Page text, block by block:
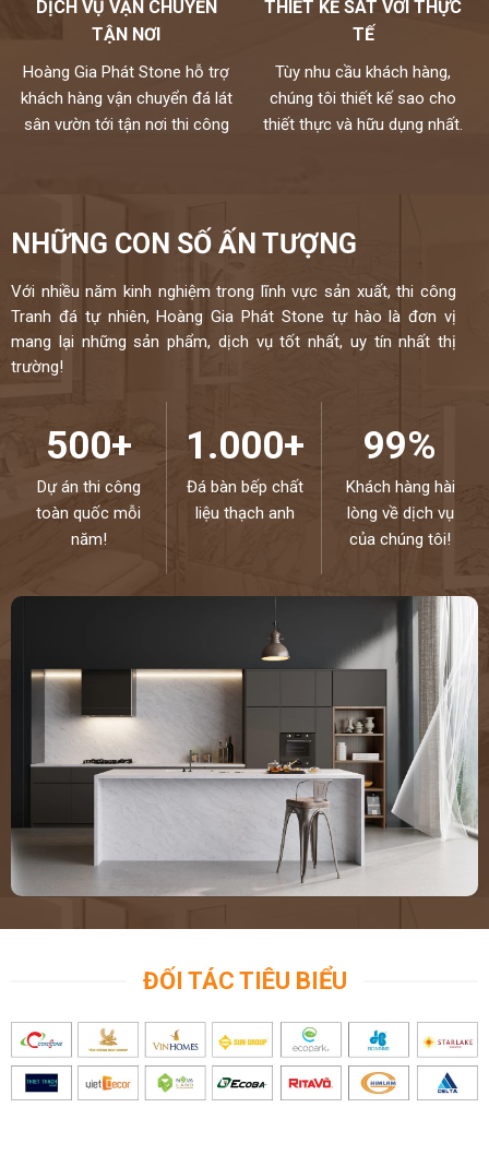
các nhà cung cấp hàng đầu thế giới và kiểm định kỹ lưỡng theo
một quy trình chuyên nghiệp.
Mọi nhu cầu, xin vui lòng liên hệ Hotline 0972101656 -
0946916986
DỊCH VỤ VẬN CHUYỂN
TẬN NƠI
Hoàng Gia Phát Stone hỗ trợ
khách hàng vận chuyển đá lát
sân vườn tới tận nơi thi công
THIẾT KẾ SÁT VỚI THỰC
TẾ
Tùy nhu cầu khách hàng,
chúng tôi thiết kế sao cho
thiết thực và hữu dụng nhất.
NHỮNG CON SỐ ẤN TƯỢNG
Với nhiều năm kinh nghiệm trong lĩnh vực sản xuất, thi công
Tranh đá tự nhiên, Hoàng Gia Phát Stone tự hào là đơn vị
mang lại những sản phẩm, dịch vụ tốt nhất, uy tín nhất thị
trường!
500+
Dự án thi công
toàn quốc mỗi
năm!
1.000+
Đá bàn bếp chất
liệu thạch anh
99%
Khách hàng hài
lòng về dịch vụ
của chúng tôi!
ĐỐI TÁC TIÊU BIỂU